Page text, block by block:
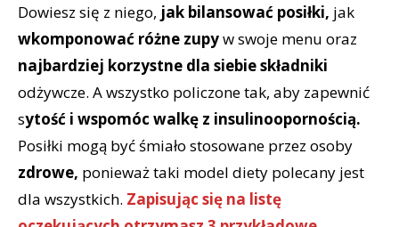
Dowiesz się z niego, jak bilansować posiłki, jak
wkomponować różne zupyw swoje menu oraz
najbardziej korzystne dla siebie składniki
odżywcze. A wszystko policzone tak, aby zapewnić
sytość i wspomóc walkę z insulinoopornością.
Posiłki mogą być śmiało stosowane przez osoby
zdrowe, ponieważ taki model diety polecany jest
dla wszystkich. Zapisując się na listę